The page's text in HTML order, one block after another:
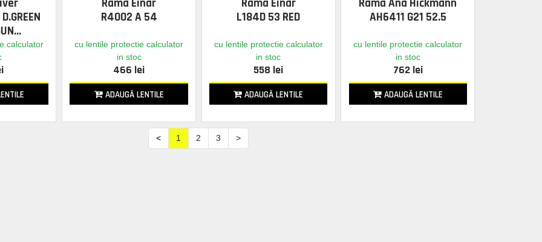
calculator
Rama Einar
R4002 A 54
cu lentile protectie calculator
in stoc
466 lei
ADAUGĂ LENTILE
Rama Einar
L184D 53 RED
cu lentile protectie calculator
in stoc
558 lei
ADAUGĂ LENTILE
Rama Ana Hickmann
AH6411 G21 52.5
cu lentile protectie calculator
in stoc
762 lei
ADAUGĂ LENTILE
< 1 2 3 >